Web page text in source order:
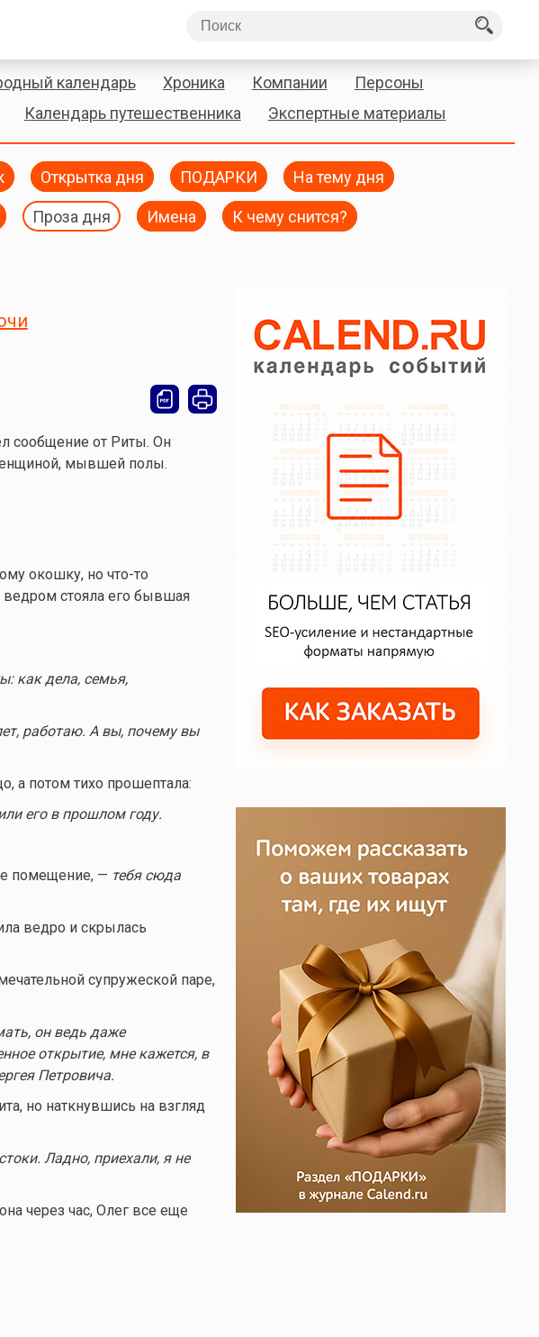
календарь Хроника Компании
Персоны
Календарь путешественника Экспертные материалы
Открытка дня ПОДАРКИ На тему дня
Проза дня Имена К чему снится?
сообщение от Риты. Он
мывшей полы.
окошку, но что-то
стояла его бывшая
как дела, семья,
работаю. А вы, почему вы
а потом тихо прошептала:
его в прошлом году.
помещение, — тебя сюда
ведро и скрылась
супружеской паре,
он ведь даже
открытие, мне кажется, в
Петровича.
но наткнувшись на взгляд
Ладно, приехали, я не
через час, Олег все еще